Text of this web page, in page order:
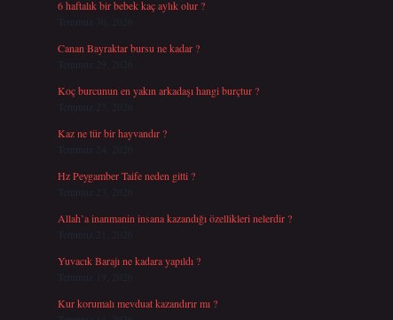
6 haftalık bir bebek kaç aylık olur ?
Temmuz 30, 2026
Canan Bayraktar bursu ne kadar ?
Temmuz 29, 2026
Koç burcunun en yakın arkadaşı hangi burçtur ?
Temmuz 27, 2026
Kaz ne tür bir hayvandır ?
Temmuz 24, 2026
Hz Peygamber Taife neden gitti ?
Temmuz 23, 2026
Allah’a inanmanin insana kazandığı özellikleri nelerdir ?
Temmuz 21, 2026
Yuvacık Barajı ne kadara yapıldı ?
Temmuz 19, 2026
Kur korumalı mevduat kazandırır mı ?